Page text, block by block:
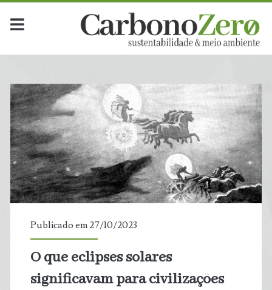
Publicado em 27/10/2023
O que eclipses solares
significavam para civilizações